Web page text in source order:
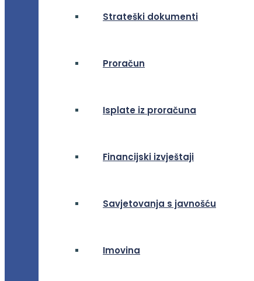
Strateški dokumenti
Proračun
Isplate iz proračuna
Financijski izvještaji
Savjetovanja s javnošću
Imovina